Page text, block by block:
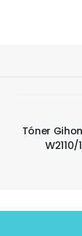
Tóner